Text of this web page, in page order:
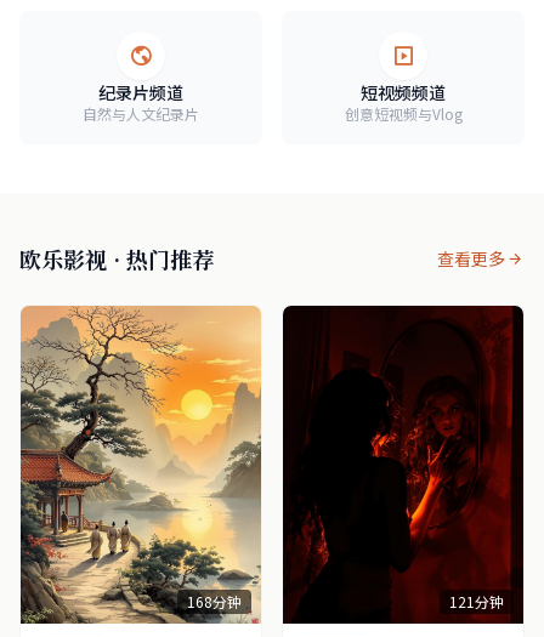
纪录片频道
自然与人文纪录片
短视频频道
创意短视频与Vlog
欧乐影视 · 热门推荐 查看更多
168分钟 121分钟